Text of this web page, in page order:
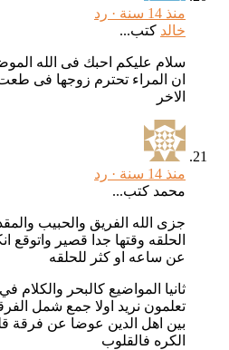
رد
كتب...
سلام عليكم احبك فى الله الموضوع
ان المراء تحترم زوجها فى طعت
رد
محمد كتب...
جزى الله الفريق والحبيب والمقدم
الحلقه وقتها جدا قصير واتوقع انكم
عن ساعه او كثر للحلقه
ثانيا المواضيع كالبحر والكلام في
تعلمون نريد اولا جمع شمل الفرقه
بين اهل الدين عوضا عن فرقة قلوبنا
الكره فالقلوب